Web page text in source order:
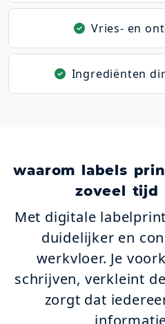
Vries- en
Ingrediënten
waarom labels
zoveel tijd
Met digitale
duidelijker en
werkvloer. Je
schrijven, verkleint
zorgt dat